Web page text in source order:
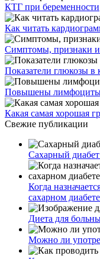
КТГ при беременности
Как читать
Симптомы, признаки и
Показатели глюкозы в
Повышены
Какая самая хорошая
Свежие публикации
Сахарный
Когда
сахарном
Диета для
Можно ли